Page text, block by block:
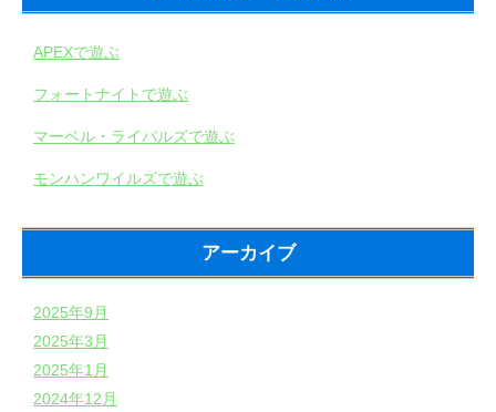
APEXで遊ぶ
フォートナイトで遊ぶ
マーベル・ライバルズで遊ぶ
モンハンワイルズで遊ぶ
アーカイブ
2025年9月
2025年3月
2025年1月
2024年12月